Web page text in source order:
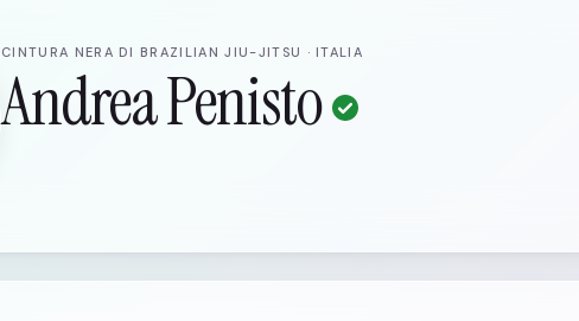
CINTURA NERA DI BRAZILIAN JIU-JITSU · ITALIA
Andrea Penisto